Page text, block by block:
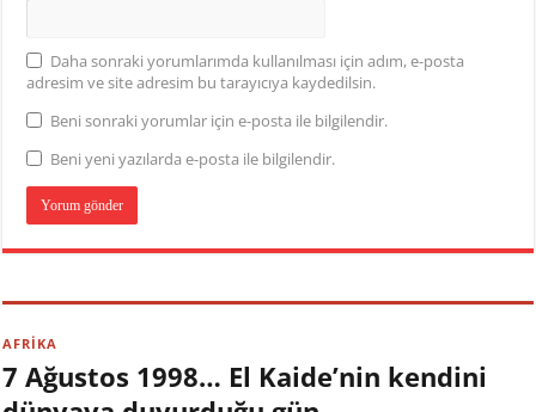
Daha sonraki yorumlarımda kullanılması için adım, e-posta
adresim ve site adresim bu tarayıcıya kaydedilsin.
Beni sonraki yorumlar için e-posta ile bilgilendir.
Beni yeni yazılarda e-posta ile bilgilendir.
AFRİKA
7 Ağustos 1998… El Kaide’nin kendini